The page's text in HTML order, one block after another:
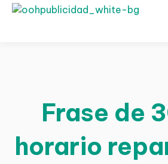
Frase de
horario